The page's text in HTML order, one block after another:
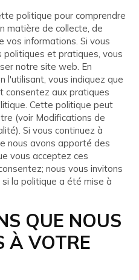
politique pour comprendre
matière de collecte, de
informations. Si vous
et pratiques, vous
notre site web. En
l'utilisant, vous indiquez que
consentez aux pratiques
Cette politique peut
(voir Modifications de
Si vous continuez à
nous avons apporté des
vous acceptez ces
nous vous invitons
la politique a été mise à
QUE NOUS
À VOTRE